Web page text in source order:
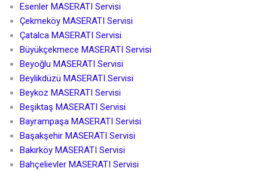
Esenler MASERATI Servisi
Çekmeköy MASERATI Servisi
Çatalca MASERATI Servisi
Büyükçekmece MASERATI Servisi
Beyoğlu MASERATI Servisi
Beylikdüzü MASERATI Servisi
Beykoz MASERATI Servisi
Beşiktaş MASERATI Servisi
Bayrampaşa MASERATI Servisi
Başakşehir MASERATI Servisi
Bakırköy MASERATI Servisi
Bahçelievler MASERATI Servisi